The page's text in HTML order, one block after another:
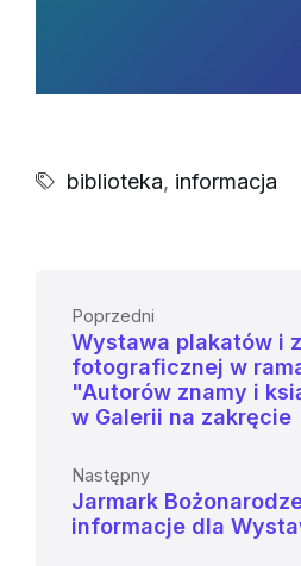
biblioteka, informacja
Poprzedni
Wystawa plakatów i
fotograficznej w
"Autorów znamy i
w Galerii na zakręcie
Następny
Jarmark
informacje dla